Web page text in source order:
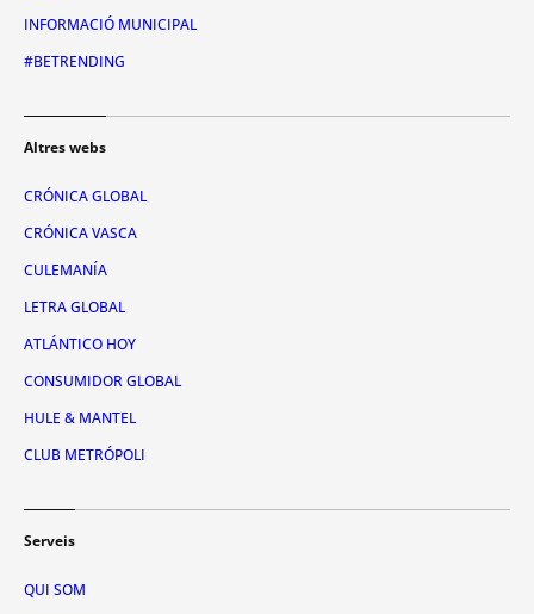
INFORMACIÓ MUNICIPAL
#BETRENDING
Altres webs
CRÓNICA GLOBAL
CRÓNICA VASCA
CULEMANÍA
LETRA GLOBAL
ATLÁNTICO HOY
CONSUMIDOR GLOBAL
HULE & MANTEL
CLUB METRÓPOLI
Serveis
QUI SOM